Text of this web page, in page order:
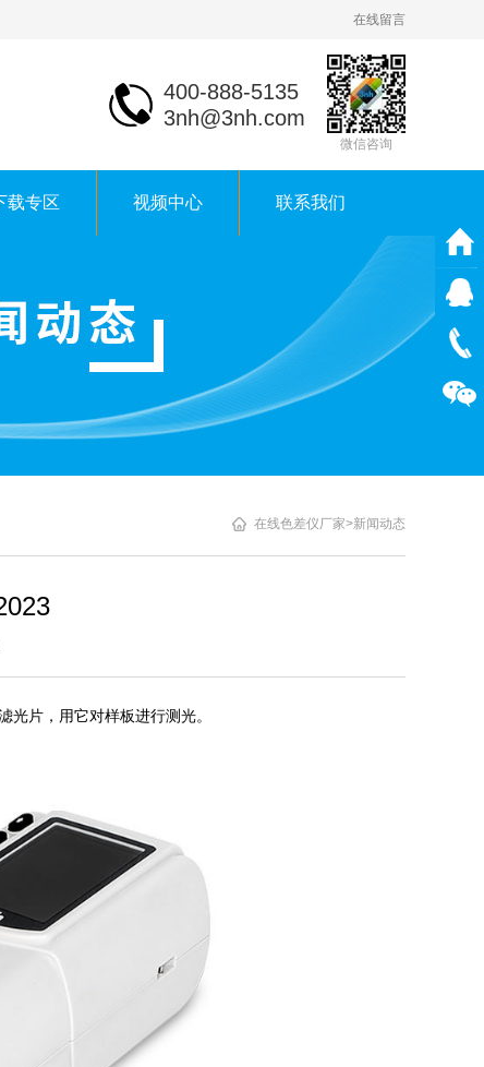
在线留言
微信咨询
400-888-5135
3nh@3nh.com
载专区 视频中心 联系我们
在线色差仪厂家>新闻动态
片，用它对样板进行测光。